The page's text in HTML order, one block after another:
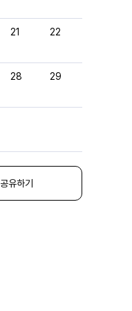
21 22
28 29
공유하기